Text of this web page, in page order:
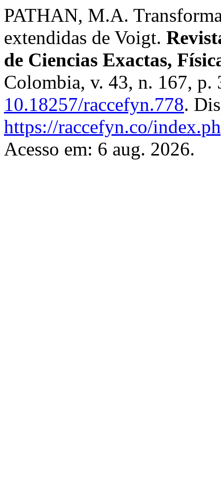
PATHAN, M.A.
extendidas de Voigt.
de Ciencias Exactas,
Colombia, v. 43, n. 167,
10.18257/raccefyn.778.
https://raccefyn.co/
Acesso em: 6 aug. 2026.